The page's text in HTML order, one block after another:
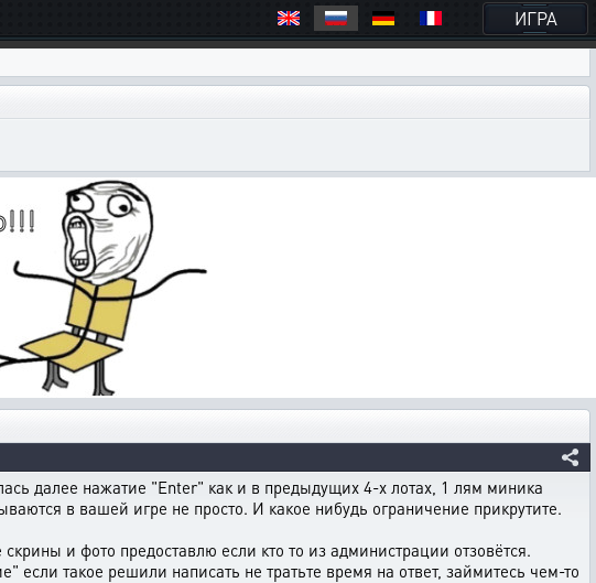
ИГРА
далее нажатие "Enter" как и в предыдущих 4-х лотах, 1 лям миника
в вашей игре не просто. И какое нибудь ограничение прикрутите.
и фото предоставлю если кто то из администрации отзовётся.
такое решили написать не тратьте время на ответ, займитесь чем-то